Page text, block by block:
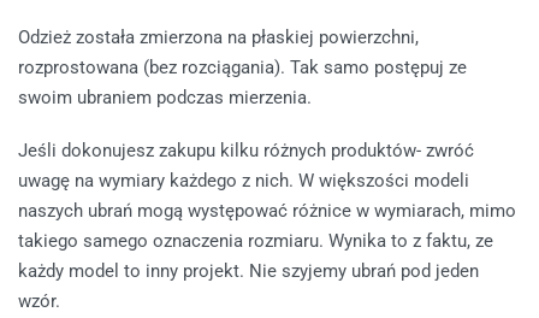
Odzież została zmierzona na płaskiej powierzchni,
rozprostowana (bez rozciągania). Tak samo postępuj ze
swoim ubraniem podczas mierzenia.
Jeśli dokonujesz zakupu kilku różnych produktów- zwróć
uwagę na wymiary każdego z nich. W większości modeli
naszych ubrań mogą występować różnice w wymiarach, mimo
takiego samego oznaczenia rozmiaru. Wynika to z faktu, ze
każdy model to inny projekt. Nie szyjemy ubrań pod jeden
wzór.